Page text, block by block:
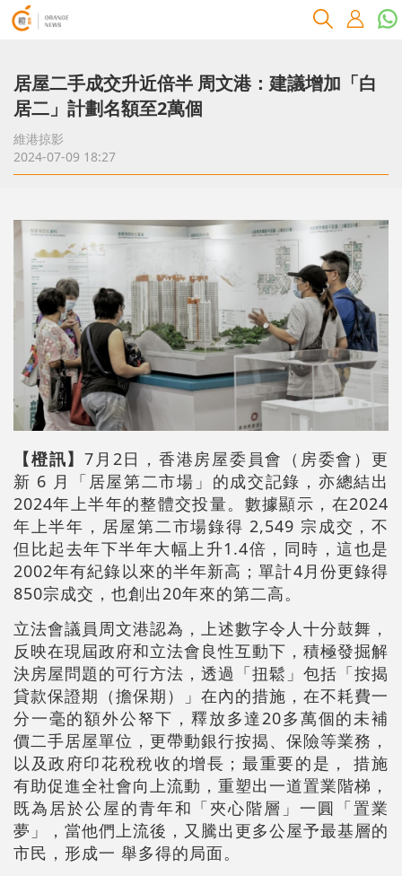
居屋二手成交升近倍半 周文港：建議增加「白
居二」計劃名額至2萬個
維港掠影
2024-07-09 18:27
【橙訊】7月2日，香港房屋委員會（房委會）更
新 6 月「居屋第二市場」的成交記錄，亦總結出
2024年上半年的整體交投量。數據顯示，在2024
年上半年，居屋第二市場錄得 2,549 宗成交，不
但比起去年下半年大幅上升1.4倍，同時，這也是
2002年有紀錄以來的半年新高；單計4月份更錄得
850宗成交，也創出20年來的第二高。
立法會議員周文港認為，上述數字令人十分鼓舞，
反映在現屆政府和立法會良性互動下，積極發掘解
決房屋問題的可行方法，透過「扭鬆」包括「按揭
貸款保證期（擔保期）」在內的措施，在不耗費一
分一毫的額外公帑下，釋放多達20多萬個的未補
價二手居屋單位，更帶動銀行按揭、保險等業務，
以及政府印花稅稅收的增長；最重要的是， 措施
有助促進全社會向上流動，重塑出一道置業階梯，
既為居於公屋的青年和「夾心階層」一圓「置業
夢」，當他們上流後，又騰出更多公屋予最基層的
市民，形成一 舉多得的局面。